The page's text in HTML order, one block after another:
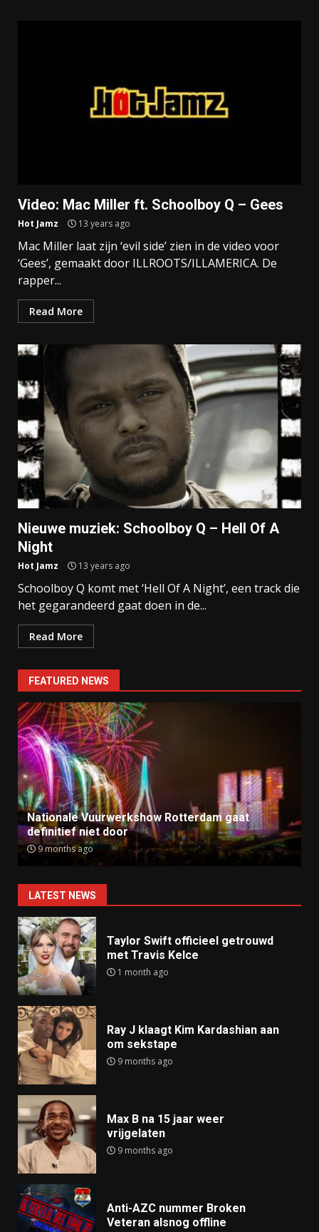
Video: Mac Miller ft. Schoolboy Q – Gees
Hot Jamz 13 years ago
Mac Miller laat zijn ‘evil side’ zien in de video voor
‘Gees’, gemaakt door ILLROOTS/ILLAMERICA. De
rapper...
Read More
Nieuwe muziek: Schoolboy Q – Hell Of A
Night
Hot Jamz 13 years ago
Schoolboy Q komt met ‘Hell Of A Night’, een track die
het gegarandeerd gaat doen in de...
Read More
FEATURED NEWS
Nationale Vuurwerkshow Rotterdam gaat
definitief niet door
9 months ago
LATEST NEWS
Taylor Swift officieel getrouwd
met Travis Kelce
1 month ago
Ray J klaagt Kim Kardashian aan
om sekstape
9 months ago
Max B na 15 jaar weer
vrijgelaten
9 months ago
Anti-AZC nummer Broken
Veteran alsnog offline